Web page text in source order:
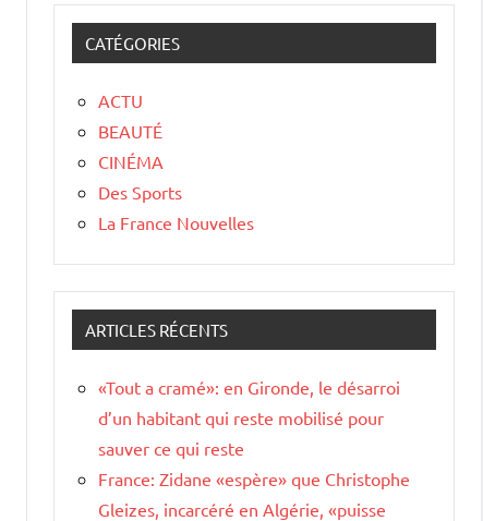
CATÉGORIES
ACTU
BEAUTÉ
CINÉMA
Des Sports
La France Nouvelles
ARTICLES RÉCENTS
«Tout a cramé»: en Gironde, le désarroi
d’un habitant qui reste mobilisé pour
sauver ce qui reste
France: Zidane «espère» que Christophe
Gleizes, incarcéré en Algérie, «puisse